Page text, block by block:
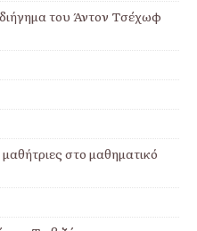
του Άντον Τσέχωφ
στο μαθηματικό